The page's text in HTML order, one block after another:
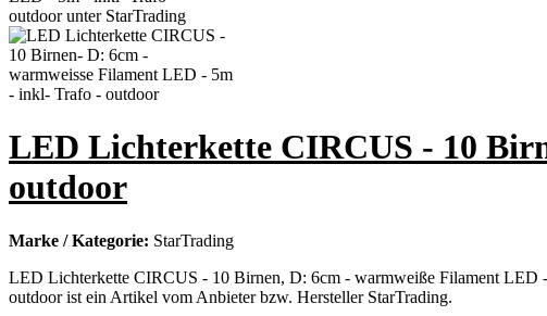
LED Lichterkette CIRCUS - 10
outdoor
Marke / Kategorie: StarTrading
LED Lichterkette CIRCUS - 10 Birnen, D: 6cm - warmweiße Filament
outdoor ist ein Artikel vom Anbieter bzw. Hersteller StarTrading.